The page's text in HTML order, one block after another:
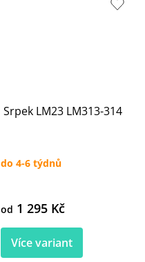
Srpek LM23 LM313-314
do 4-6 týdnů
od 1 295 Kč
Více variant